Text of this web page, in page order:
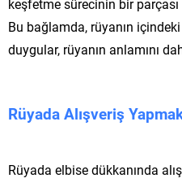
keşfetme sürecinin bir
Bu bağlamda, rüyanın
duygular, rüyanın anlamını
Rüyada Alışveriş
Rüyada elbise dükkanında